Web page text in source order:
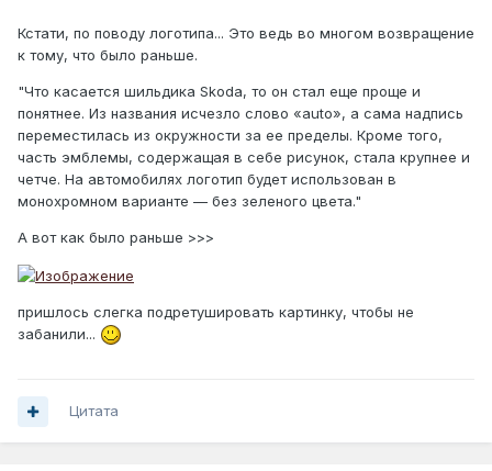
Кстати, по поводу логотипа... Это ведь во многом возвращение
к тому, что было раньше.
"Что касается шильдика Skoda, то он стал еще проще и
понятнее. Из названия исчезло слово «auto», а сама надпись
переместилась из окружности за ее пределы. Кроме того,
часть эмблемы, содержащая в себе рисунок, стала крупнее и
четче. На автомобилях логотип будет использован в
монохромном варианте — без зеленого цвета."
А вот как было раньше >>>
пришлось слегка подретушировать картинку, чтобы не
забанили...
Цитата